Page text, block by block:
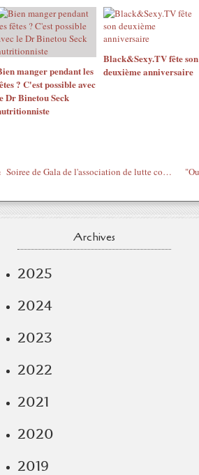
manger pendant les
? C'est possible avec
Dr Binetou Seck
Black&Sexy.TV fête son
deuxième anniversaire
Soiree de Gala de l'association de lutte contre la Drepanocytose DREPAVIE .
Archives
2025
2024
2023
2022
2021
2020
2019